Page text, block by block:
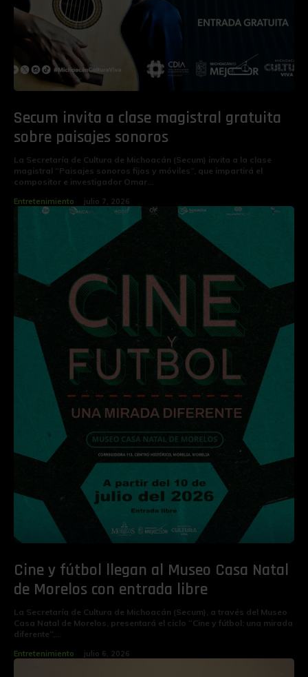
Secum invita a clase magistral gratuita
sobre paisajes sonoros
La Secretaría de Cultura de Michoacán (Secum) invita a la clase
magistral “Paisajes sonoros fijos y móviles”, que impartirá el
compositor e investigador Omar...
Entretenimiento julio 7, 2026
Cine y fútbol llegan al Museo Casa Natal
de Morelos con entrada libre
La Secretaría de Cultura de Michoacán (Secum), a través del Museo
Casa Natal de Morelos, presentará el ciclo “Cine y fútbol: una mirada
diferente”,...
Entretenimiento julio 6, 2026